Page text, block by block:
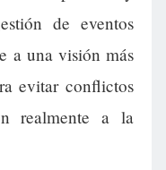
de eventos
a una visión más
evitar conflictos
realmente a la